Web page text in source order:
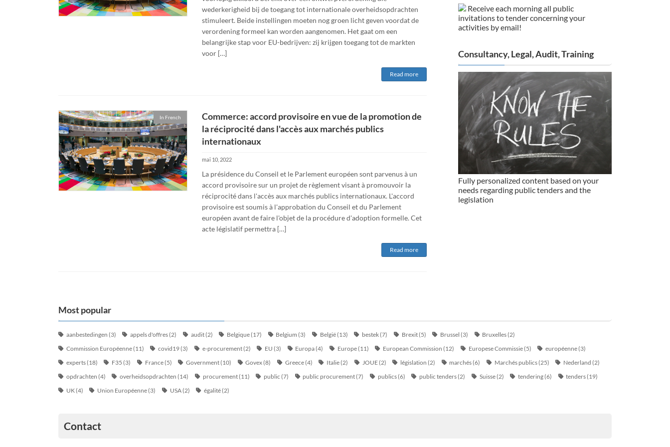
wederkerigheid bij de toegang tot internationale overheids­opdrachten
stimuleert. Beide instellingen moeten nog groen licht geven voordat de
verordening formeel kan worden aangenomen. Het gaat om een
belangrijke stap voor EU-bedrijven: zij krijgen toegang tot de markten
voor […]
Read more
In French
Commerce: accord provisoire en vue de la promotion de
la réciprocité dans l'accès aux marchés publics
internationaux
mai 10, 2022
La présidence du Conseil et le Parlement européen sont parvenus à un
accord provisoire sur un projet de règlement visant à promouvoir la
réciprocité dans l'accès aux marchés publics internationaux. L'accord
provisoire est soumis à l'approbation du Conseil et du Parlement
européen avant de faire l'objet de la procédure d'adoption formelle. Cet
acte législatif permettra […]
Read more
Receive each morning all public
invitations to tender concerning your
activities by email!
Consultancy, Legal, Audit, Training
Fully personalized content based on your
needs regarding public tenders and the
legislation
Most popular
aanbestedingen (3) appels d'offres(2) audit(2) Belgique(17) Belgium (3) België(13) bestek(7) Brexit(5) Brussel (3) Bruxelles(2)
Commission Européenne(11) covid19(3) e-procurement(2) EU (3) Europa(4) Europe(11) European Commission (12) Europese Commissie(5) européenne(3)
experts(18) F35 (3) France(5) Government(10) Govex(8) Greece(4) Italie(2) JOUE(2) législation (2) marchés(6) Marchés publics(25) Nederland (2)
opdrachten (4) overheidsopdrachten (14) procurement(11) public (7) public procurement(7) publics(6) public tenders(2) Suisse(2) tendering(6) tenders(19)
UK(4) Union Européenne(3) USA(2) égalité(2)
Contact